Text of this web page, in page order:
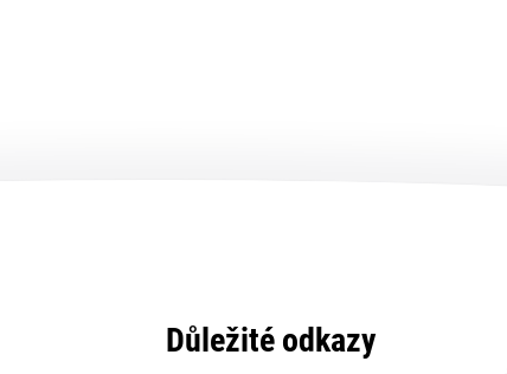
Důležité odkazy